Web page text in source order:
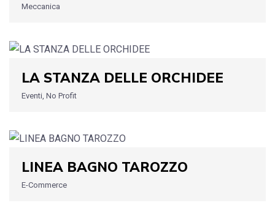
Meccanica
LA STANZA DELLE ORCHIDEE
Eventi, No Profit
LINEA BAGNO TAROZZO
E-Commerce